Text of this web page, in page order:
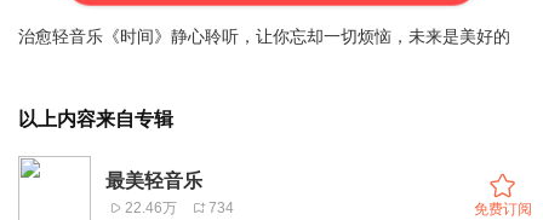
治愈轻音乐《时间》静心聆听，让你忘却一切烦恼，未来是美好的
以上内容来自专辑
最美轻音乐
22.46万 734 免费订阅